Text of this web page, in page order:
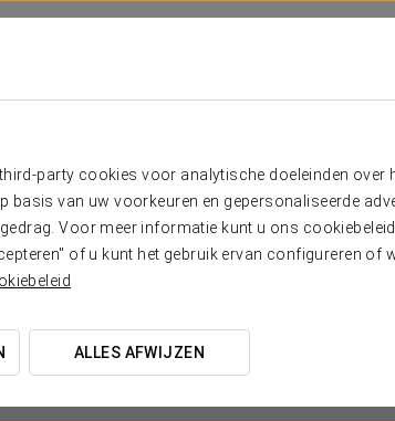
party cookies voor analytische doeleinden over
basis van uw voorkeuren en gepersonaliseerde
Voor meer informatie kunt u ons
of u kunt het gebruik ervan configureren of
ALLES AFWIJZEN